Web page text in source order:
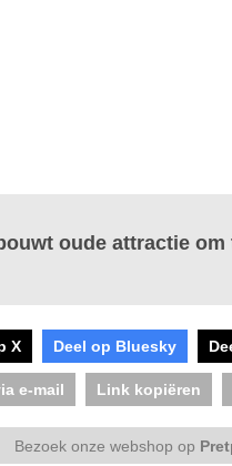
oude attractie
X Deel op Bluesky
e-mail Link kopiëren
Bezoek onze webshop op